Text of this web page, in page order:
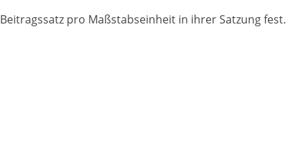
pro Maßstabseinheit in ihrer Satzung fest.